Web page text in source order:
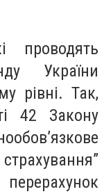
проводять
України
рівні. Так,
42 Закону